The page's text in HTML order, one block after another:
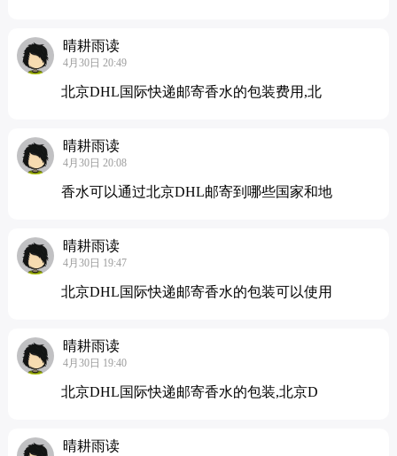
晴耕雨读
4月30日 20:49
北京DHL国际快递邮寄香水的包装费用,北
晴耕雨读
4月30日 20:08
香水可以通过北京DHL邮寄到哪些国家和地
晴耕雨读
4月30日 19:47
北京DHL国际快递邮寄香水的包装可以使用
晴耕雨读
4月30日 19:40
北京DHL国际快递邮寄香水的包装,北京D
晴耕雨读